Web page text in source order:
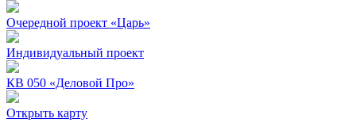
Очередной проект «Царь»
Индивидуальный проект
КВ 050 «Деловой Про»
Открыть карту